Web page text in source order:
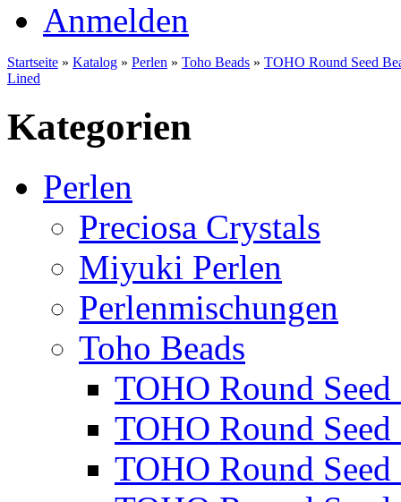
Anmelden
Startseite » Katalog » Perlen » Toho Beads » TOHO Round Seed
Lined
Kategorien
Perlen
Preciosa Crystals
Miyuki Perlen
Perlenmischungen
Toho Beads
TOHO Round Seed
TOHO Round Seed
TOHO Round Seed